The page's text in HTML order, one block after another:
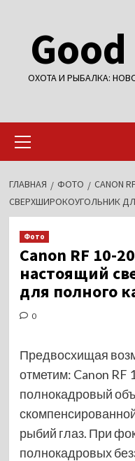
содержимому
ОХОТА И РЫБАЛКА:
меню
ГЛАВНАЯ ФОТО
CANON
СВЕРХШИРОКОУГОЛЬНИК
Фото
Canon RF 10-
настоящий
для полного
0
Предвосхищая
отметим: Canon RF
полнокадровый
рыбий глаз. При
полнокадровых